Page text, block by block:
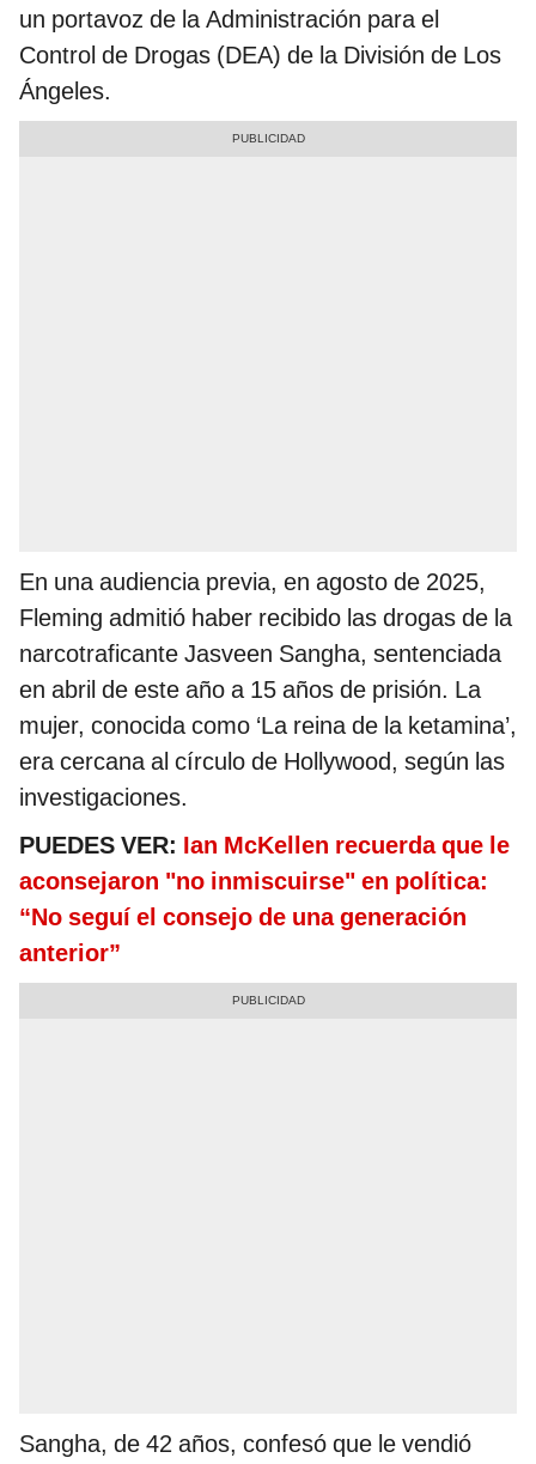
un portavoz de la Administración para el
Control de Drogas (DEA) de la División de Los
Ángeles.
En una audiencia previa, en agosto de 2025,
Fleming admitió haber recibido las drogas de la
narcotraficante Jasveen Sangha, sentenciada
en abril de este año a 15 años de prisión. La
mujer, conocida como ‘La reina de la ketamina’,
era cercana al círculo de Hollywood, según las
investigaciones.
PUEDES VER: Ian McKellen recuerda que le
aconsejaron "no inmiscuirse" en política:
“No seguí el consejo de una generación
anterior”
Sangha, de 42 años, confesó que le vendió